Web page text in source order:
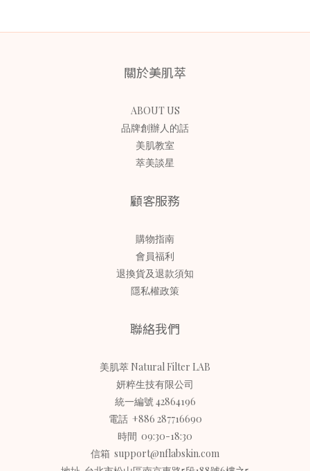
關於美肌萃
ABOUT US
品牌創辦人的話
美肌教室
萃美談星
顧客服務
購物指南
會員福利
退換貨及退款須知
隱私權政策
聯絡我們
美肌萃 Natural Filter LAB
妍粹生技有限公司
統一編號 42864196
電話 +886 287716690
時間 09:30-18:30
信箱 support@nflabskin.com